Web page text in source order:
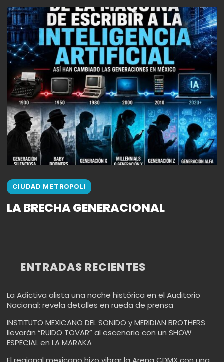
CIUDAD METROPOLI
LA BRECHA GENERACIONAL
ENTRADAS RECIENTES
La Adictiva alista una noche histórica en el Auditorio
Nacional; revela detalles en rueda de prensa
INSTITUTO MEXICANO DEL SONIDO y MERIDIAN BROTHERS
llevarán “RUIDO TOVAR” al escenario con un SHOW
ESPECIAL en LA MARAKA